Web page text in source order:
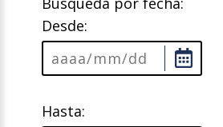
Desde:
Hasta: